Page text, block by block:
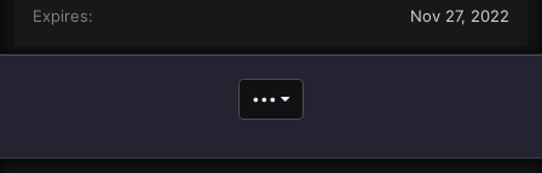
Expires
Nov 27, 2022
•••